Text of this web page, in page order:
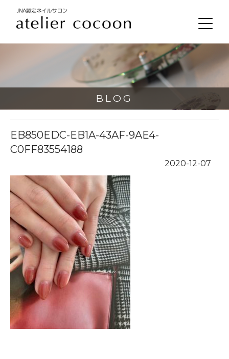
BLOG
EB850EDC-EB1A-43AF-9AE4-
C0FF83554188
2020-12-07